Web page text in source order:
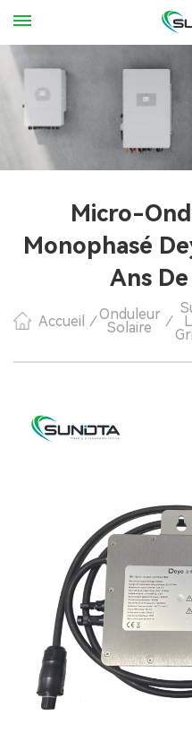
Micro-
Monophasé
Ans
Accueil / Onduleur
Solaire /